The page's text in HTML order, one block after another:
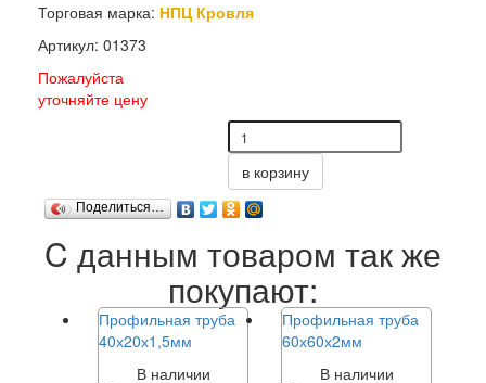
Торговая марка: НПЦ Кровля
Артикул: 01373
Пожалуйста
уточняйте цену
в корзину
Поделиться…
C данным товаром так же
покупают:
Профильная труба
40х20х1,5мм
В наличии
Профильная труба
60х60х2мм
В наличии